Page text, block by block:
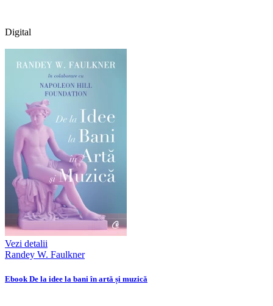
Digital
Vezi detalii
Randey W. Faulkner
Ebook De la idee la bani în artă și muzică